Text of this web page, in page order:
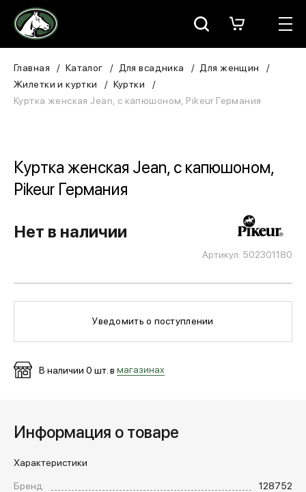
Москва
Для всадника
В конюшню
ЗООТОВАРЫ
Для собаки
БРЕНДЫ
МЕДИА
ОПЛАТА И ДОСТАВКА
Вход в личный кабинет
Главная Каталог Для всадника
Для женщин
Жилетки и куртки
Куртки
Куртка женская Jean, с капюшоном, Pikeur Германия
Куртка женская Jean, с капюшоном,
Pikeur Германия
Артикул: 502301180
Нет в наличии
Уведомить о поступлении
В наличии 0 шт. в магазинах
Информация о товаре
Характеристики
Бренд
128752